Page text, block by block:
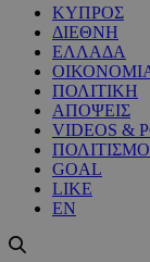
ΚΥΠΡΟΣ
ΔΙΕΘΝΗ
ΕΛΛΑΔΑ
ΠΟΛΙΤΙΚΗ
ΑΠΟΨΕΙΣ
VIDEOS &
GOAL
LIKE
EN